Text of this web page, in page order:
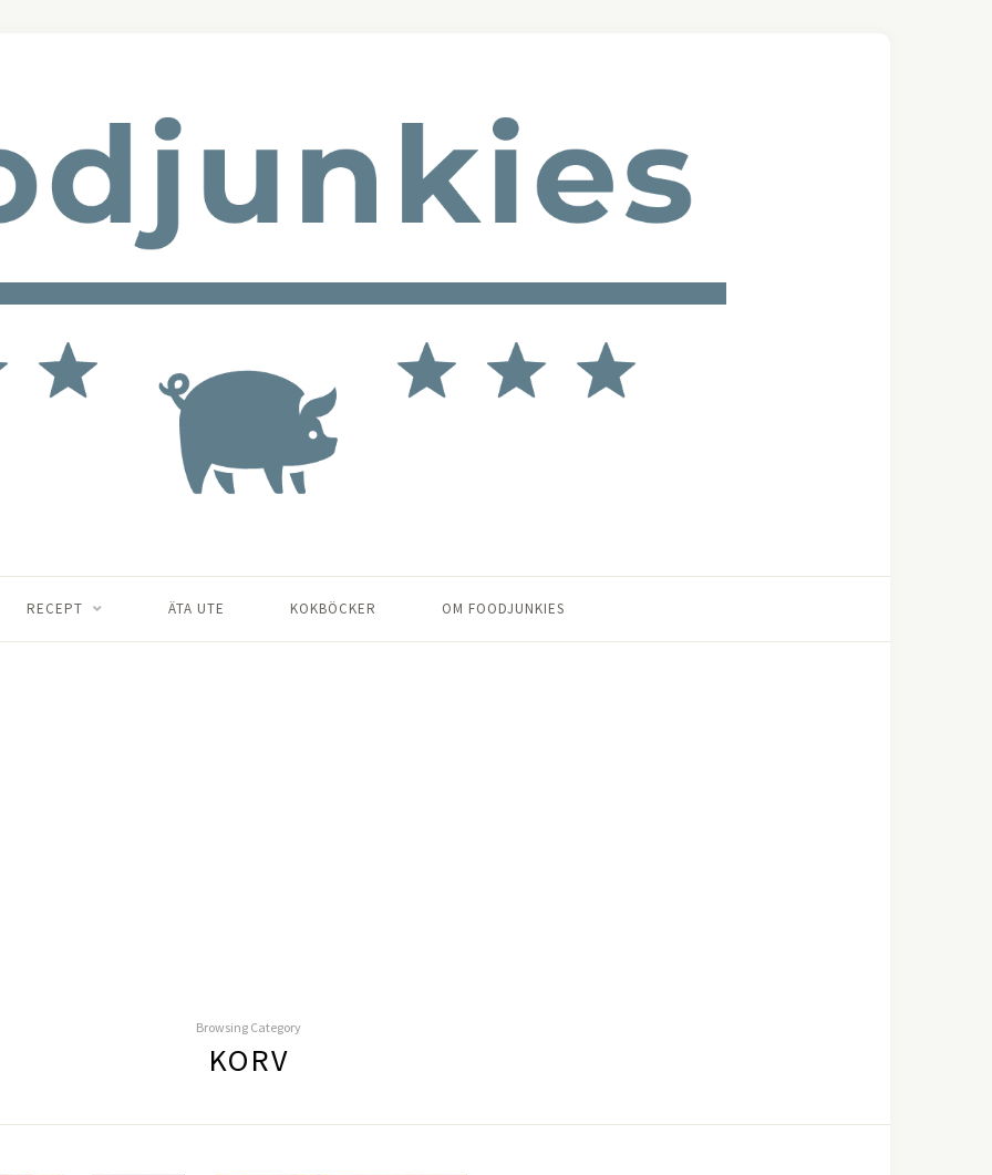
RECEPT ÄTA UTE KOKBÖCKER OM FOODJUNKIES
Browsing Category
KORV